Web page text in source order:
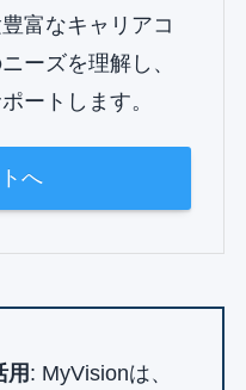
富なキャリアコ
ーズを理解し、
ートします。
へ
用 : MyVisionは、